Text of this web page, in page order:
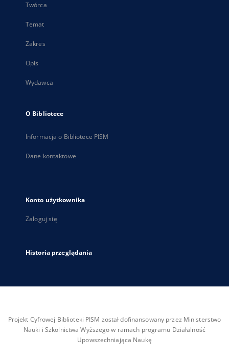
Twórca
Temat
Zakres
Opis
Wydawca
O Bibliotece
Informacja o Bibliotece PISM
Dane kontaktowe
Konto użytkownika
Zaloguj się
Historia przeglądania
Projekt Cyfrowej Biblioteki PISM został dofinansowany przez Ministerstwo
Nauki i Szkolnictwa Wyższego w ramach programu Działalność
Upowszechniająca Naukę